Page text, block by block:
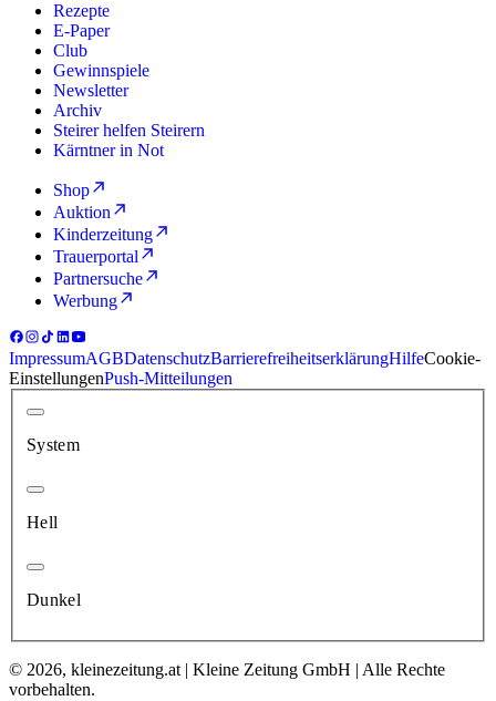
Rezepte
E-Paper
Club
Gewinnspiele
Newsletter
Archiv
Steirer helfen Steirern
Kärntner in Not
Shop
Auktion
Kinderzeitung
Trauerportal
Partnersuche
Werbung
ImpressumAGBDatenschutzBarrierefreiheitserklärungHilfeCookie-
EinstellungenPush-Mitteilungen
System
Hell
Dunkel
© 2026, kleinezeitung.at | Kleine Zeitung GmbH | Alle Rechte
vorbehalten.